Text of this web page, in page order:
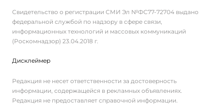
Свидетельство о регистрации СМИ Эл №ФС77-72704 выдано
федеральной службой по надзору в сфере связи,
информационных технологий и массовых коммуникаций
(Роскомнадзор) 23.04.2018 г.
Дисклеймер
Редакция не несет ответственности за достоверность
информации, содержащейся в рекламных объявлениях.
Редакция не предоставляет справочной информации.